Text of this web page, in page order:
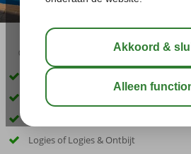
03:05
Kleinschalig complex, rustig gelegen
Op 600 m van Agios Sostis en het strand
Logies of Logies & Ontbijt